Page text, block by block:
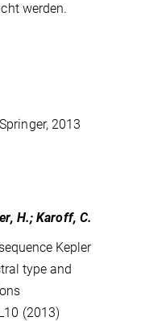
werden.
2013
H.; Karoff, C.
Kepler
type and
(2013)